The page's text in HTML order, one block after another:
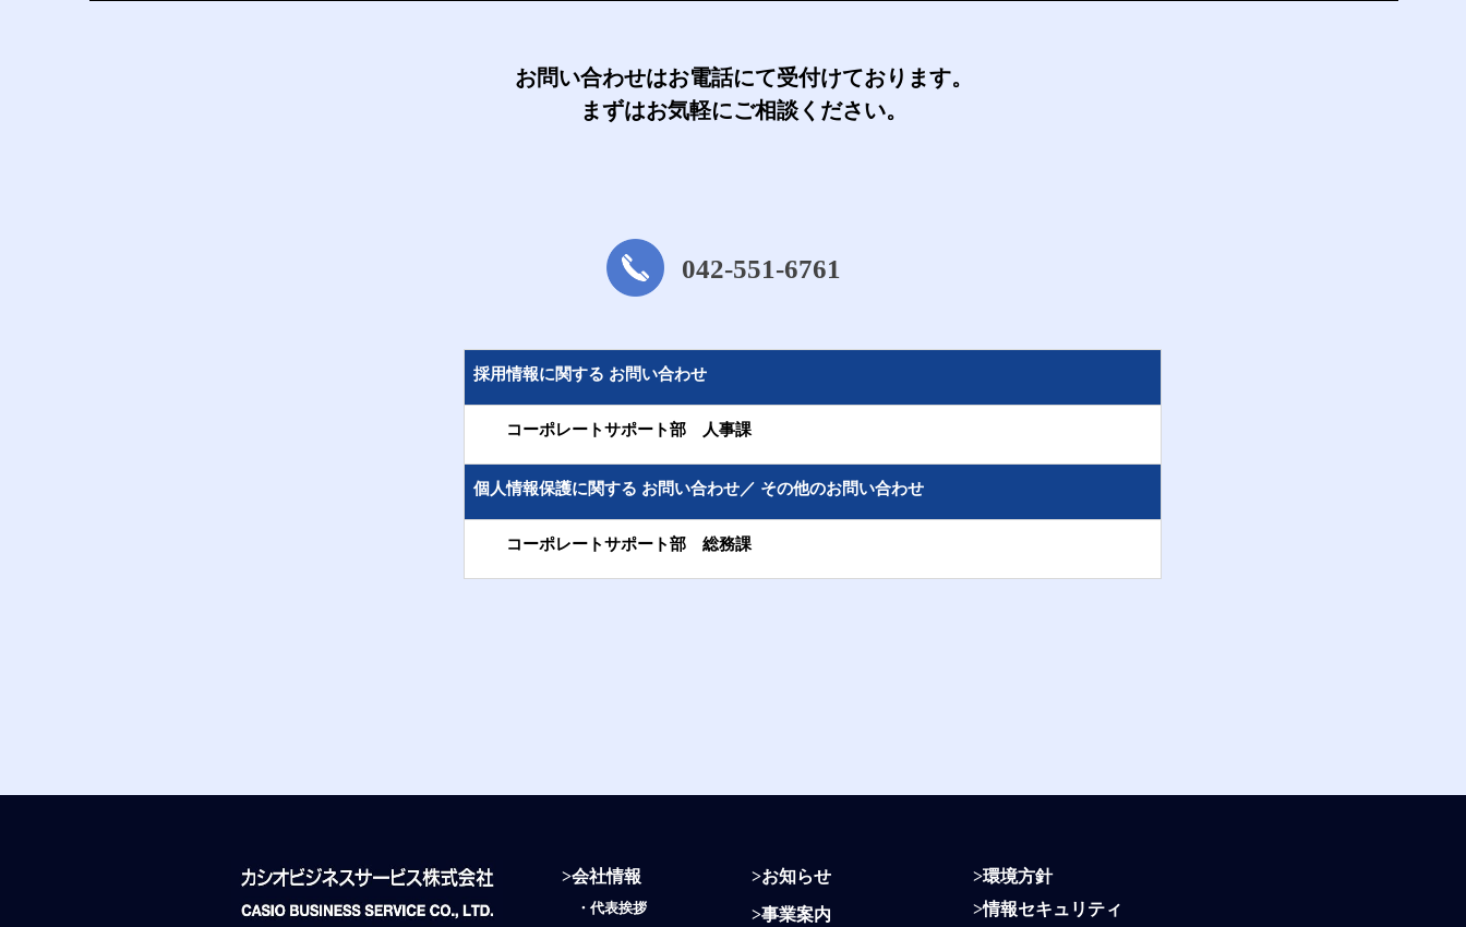
お問い合わせはお電話にて受付けております。
まずはお気軽にご相談ください。
042-551-6761
採用情報に関する お問い合わせ
コーポレートサポート部 人事課
個人情報保護に関する お問い合わせ／ その他のお問い合わせ
コーポレートサポート部 総務課
>会社情報
・ 代表挨拶
>お知らせ
>事業案内
>環境方針
>情報セキュリティ